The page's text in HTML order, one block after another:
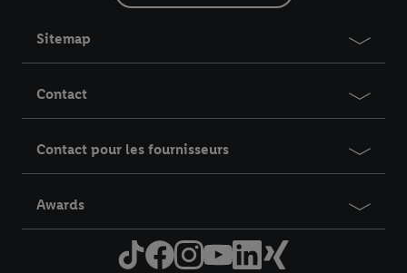
Sitemap
Contact
Contact pour les fournisseurs
Awards